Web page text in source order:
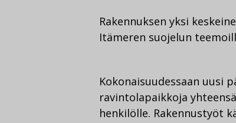
Rakennuksen yksi
Itämeren suojelun
Kokonaisuudessaan uusi
ravintolapaikkoja
henkilölle. Rakennustyöt